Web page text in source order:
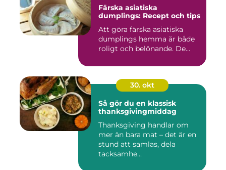
Färska asiatiska
dumplings: Recept och tips
Att göra färska asiatiska
dumplings hemma är både
roligt och belönande. De...
30. okt
Så gör du en klassisk
thanksgivingmiddag
Thanksgiving handlar om
mer än bara mat – det är en
stund att samlas, dela
tacksamhe...